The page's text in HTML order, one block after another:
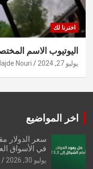
اخترنا لك
اليوتيوب الاسم
يوليو 27, 2024 Nouri
اخر المواضيع
سعر الدولار
في الأسواق
يوليو 30, 2026